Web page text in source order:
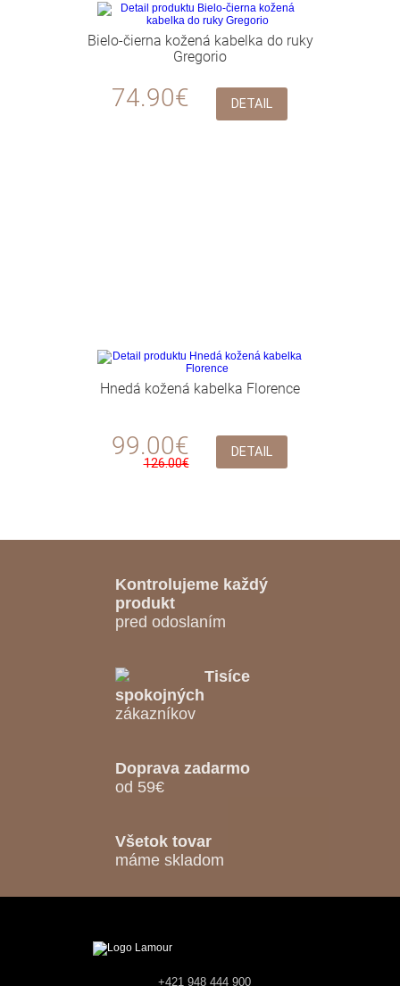
Bielo-čierna kožená kabelka do ruky
Gregorio
74.90€ DETAIL
Hnedá kožená kabelka Florence
99.00€
126.00€
DETAIL
Kontrolujeme každý
produkt
pred odoslaním
Tisíce
spokojných
zákazníkov
Doprava zadarmo
od 59€
Všetok tovar
máme skladom
+421 948 444 900